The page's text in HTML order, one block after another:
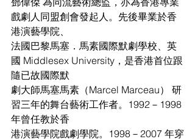
戲劇人同盟創會發起人。先後畢業於香
港演藝學院、
法國巴黎馬塞．馬素國際默劇學校、英
國 Middlesex University，是香港首位跟
隨已故國際默
劇大師馬塞馬素（Marcel Marceau） 研
習三年的舞台藝術工作者。1992－1998
年曾任教於香
港演藝學院戲劇學院。1998－2007 年穿